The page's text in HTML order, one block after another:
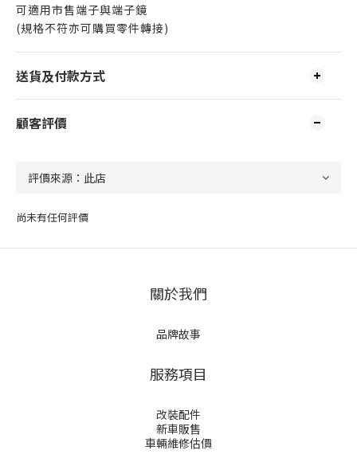
可適用市售端子與端子鏡
(規格不符亦可購買零件轉接)
送貨及付款方式
顧客評價
尚未有任何評價
關於我們
品牌故事
服務項目
改裝配件
新車販售
車輛維修估價